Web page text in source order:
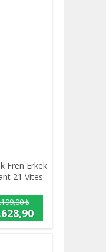
Fren Erkek
21 Vites
₺
₺